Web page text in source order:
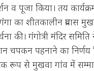
व पूजा किया। तय
का शीतकालीन प्रवास
की। गंगोत्री मंदिर समिति
चपकन पहनाने का निर्णय
रूप से मुखवा गांव में